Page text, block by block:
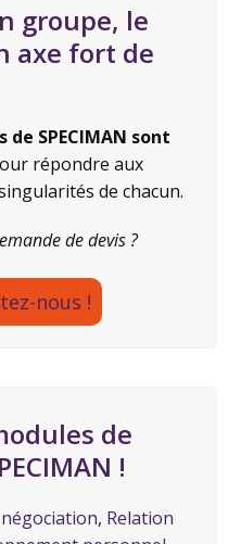
groupe, le
axe fort de
SPECIMAN sont
répondre aux
de chacun.
de devis ?
nous !
de
!
, Relation